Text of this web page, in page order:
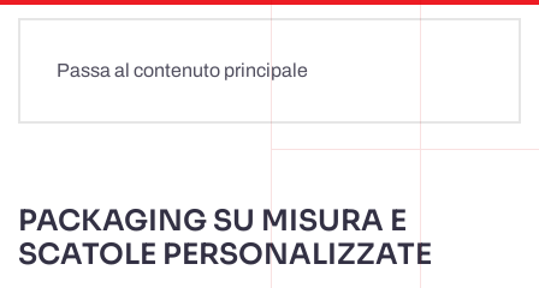
Passa al contenuto principale
PACKAGING SU MISURA E
SCATOLE PERSONALIZZATE